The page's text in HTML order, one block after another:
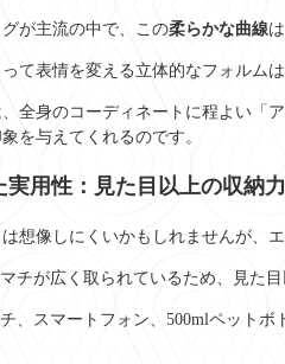
が主流の中で、この柔らかな曲線
て表情を変える立体的なフォルム
全身のコーディネートに程よい「
を与えてくれるのです。
実用性：見た目以上の収納力
想像しにくいかもしれませんが、
マチが広く取られているため、見た
、スマートフォン、500mlペット